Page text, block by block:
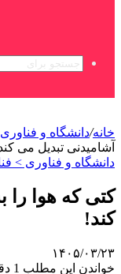
خانه/دانشگاه و
آشامیدنی تبدیل می
دانشگاه و فناوری >
کتی که هوا را
کند!
۱۴۰۵/۰۳/۲۳
خواندن این مطلب 1 دقیقه زمان میبرد